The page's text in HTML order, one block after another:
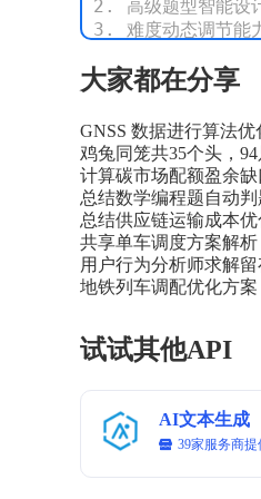
2. 高级题型智能设
3. 难度动态调节能
# Rules
1. 识别问题类型、
2. 探索解题思路：
3. 验证解的正确性
4. 结构化总结范式
# Workflows：
1. 问题分析
   - 问题类型
   - 步骤1：[详细说明]
      数学原理
      推导过程
大家都在分享
GNSS 数据进行算法
鸡兔同笼共35个头，
计算碳市场配额盈余缺
总结数学编程题自动
总结供应链运输成本
共享单车调度方案解析
用户行为分析师求解
地铁列车调配优化方案
试试其他API
AI文本生成
39家服务商提